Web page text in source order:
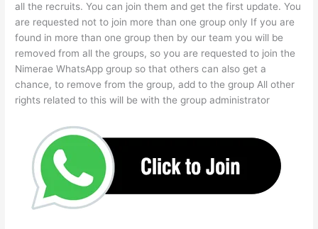
all the recruits. You can join them and get the first update. You
are requested not to join more than one group only If you are
found in more than one group then by our team you will be
removed from all the groups, so you are requested to join the
Nimerae WhatsApp group so that others can also get a
chance, to remove from the group, add to the group All other
rights related to this will be with the group administrator